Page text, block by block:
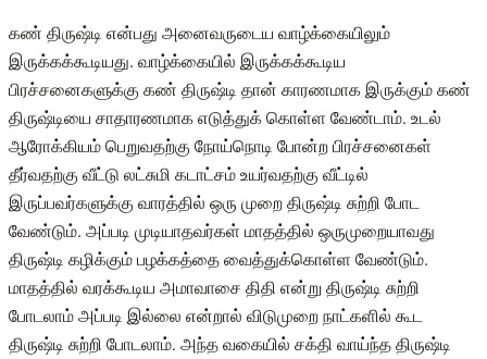
கண் திருஷ்டி என்பது அனைவருடைய வாழ்க்கையிலும்
இருக்கக்கூடியது. வாழ்க்கையில் இருக்கக்கூடிய
பிரச்சனைகளுக்கு கண் திருஷ்டி தான் காரணமாக இருக்கும் கண்
திருஷ்டியை சாதாரணமாக எடுத்துக் கொள்ள வேண்டாம். உடல்
ஆரோக்கியம் பெறுவதற்கு நோய்நொடி போன்ற பிரச்சனைகள்
தீர்வதற்கு வீட்டு லட்சுமி கடாட்சம் உயர்வதற்கு வீட்டில்
இருப்பவர்களுக்கு வாரத்தில் ஒரு முறை திருஷ்டி சுற்றி போட
வேண்டும். அப்படி முடியாதவர்கள் மாதத்தில் ஒருமுறையாவது
திருஷ்டி கழிக்கும் பழக்கத்தை வைத்துக்கொள்ள வேண்டும்.
மாதத்தில் வரக்கூடிய அமாவாசை திதி என்று திருஷ்டி சுற்றி
போடலாம் அப்படி இல்லை என்றால் விடுமுறை நாட்களில் கூட
திருஷ்டி சுற்றி போடலாம். அந்த வகையில் சக்தி வாய்ந்த திருஷ்டி